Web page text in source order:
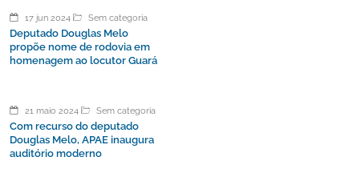
17 jun 2024 Sem categoria
Deputado Douglas Melo
propõe nome de rodovia em
homenagem ao locutor Guará
21 maio 2024 Sem categoria
Com recurso do deputado
Douglas Melo, APAE inaugura
auditório moderno